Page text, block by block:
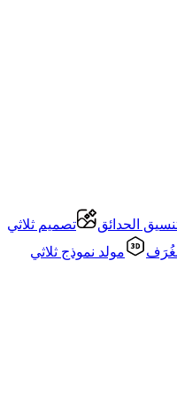
الحدائق
تصميم ثلاثي
مولد نموذج ثلاثي